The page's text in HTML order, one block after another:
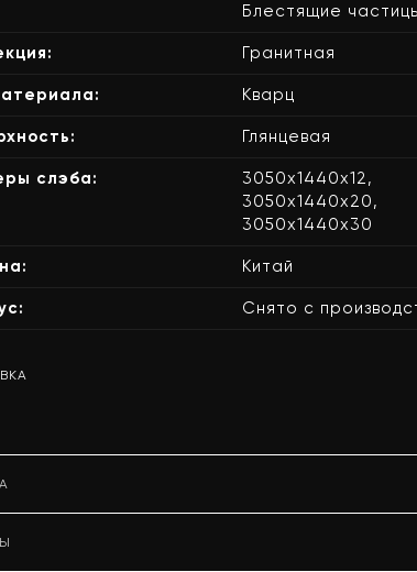
Блестящие
Гранитная
Кварц
Глянцевая
слэба:
3050x1440x12,
3050x1440x20,
3050x1440x30
Китай
Снято с